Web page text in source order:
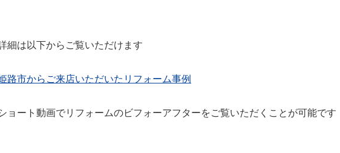
細は以下からご覧いただけます
路市からご来店いただいたリフォーム事例
ョート動画でリフォームのビフォーアフターをご覧いただくことが可能です